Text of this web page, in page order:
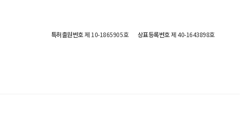
특허출원번호제 10-1865905호 상표등록번호제 40-1643898호